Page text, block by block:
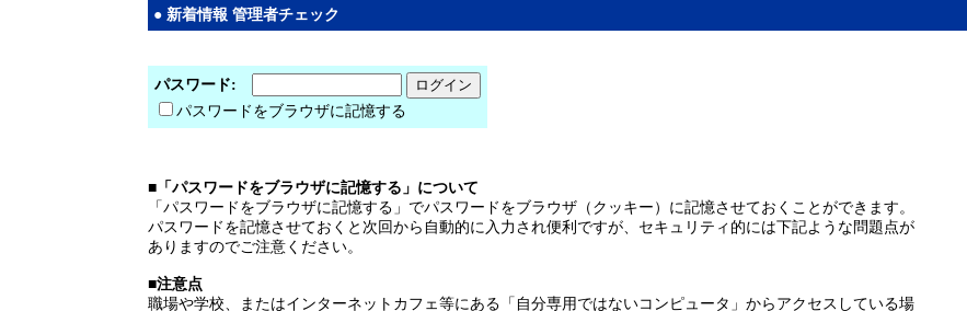
● 新着情報 管理者チェック
パスワード:
パスワードをブラウザに記憶する
■「パスワードをブラウザに記憶する」について
「パスワードをブラウザに記憶する」でパスワードをブラウザ（クッキー）に記憶させておくことができます。
パスワードを記憶させておくと次回から自動的に入力され便利ですが、セキュリティ的には下記ような問題点が
ありますのでご注意ください。
■注意点
職場や学校、またはインターネットカフェ等にある「自分専用ではないコンピュータ」からアクセスしている場